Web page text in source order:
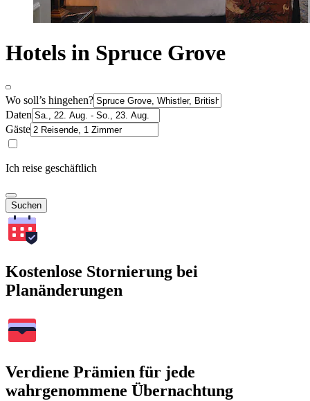
Hotels in Spruce Grove
Wo soll’s hingehen?
Daten
Gäste
Ich reise geschäftlich
Suchen
Kostenlose Stornierung bei
Planänderungen
Verdiene Prämien für jede
wahrgenommene Übernachtung